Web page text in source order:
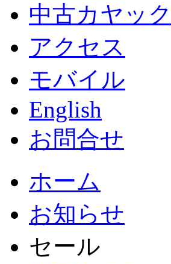
中古カヤック
アクセス
モバイル
English
お問合せ
ホーム
お知らせ
セール